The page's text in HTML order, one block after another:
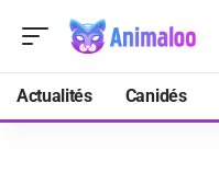
Actualités Canidés